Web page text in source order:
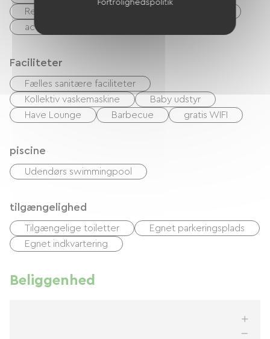
Rengøring med tillæg
accepterede dyr
Faciliteter
Fælles sanitære faciliteter
Kollektiv vaskemaskine
Baby udstyr
Have Lounge
Barbecue gratis WIFI
piscine
Udendørs swimmingpool
tilgængelighed
Tilgængelige toiletter
Egnet parkeringsplads
Egnet indkvartering
Beliggenhed
Fortrolighedspolitik